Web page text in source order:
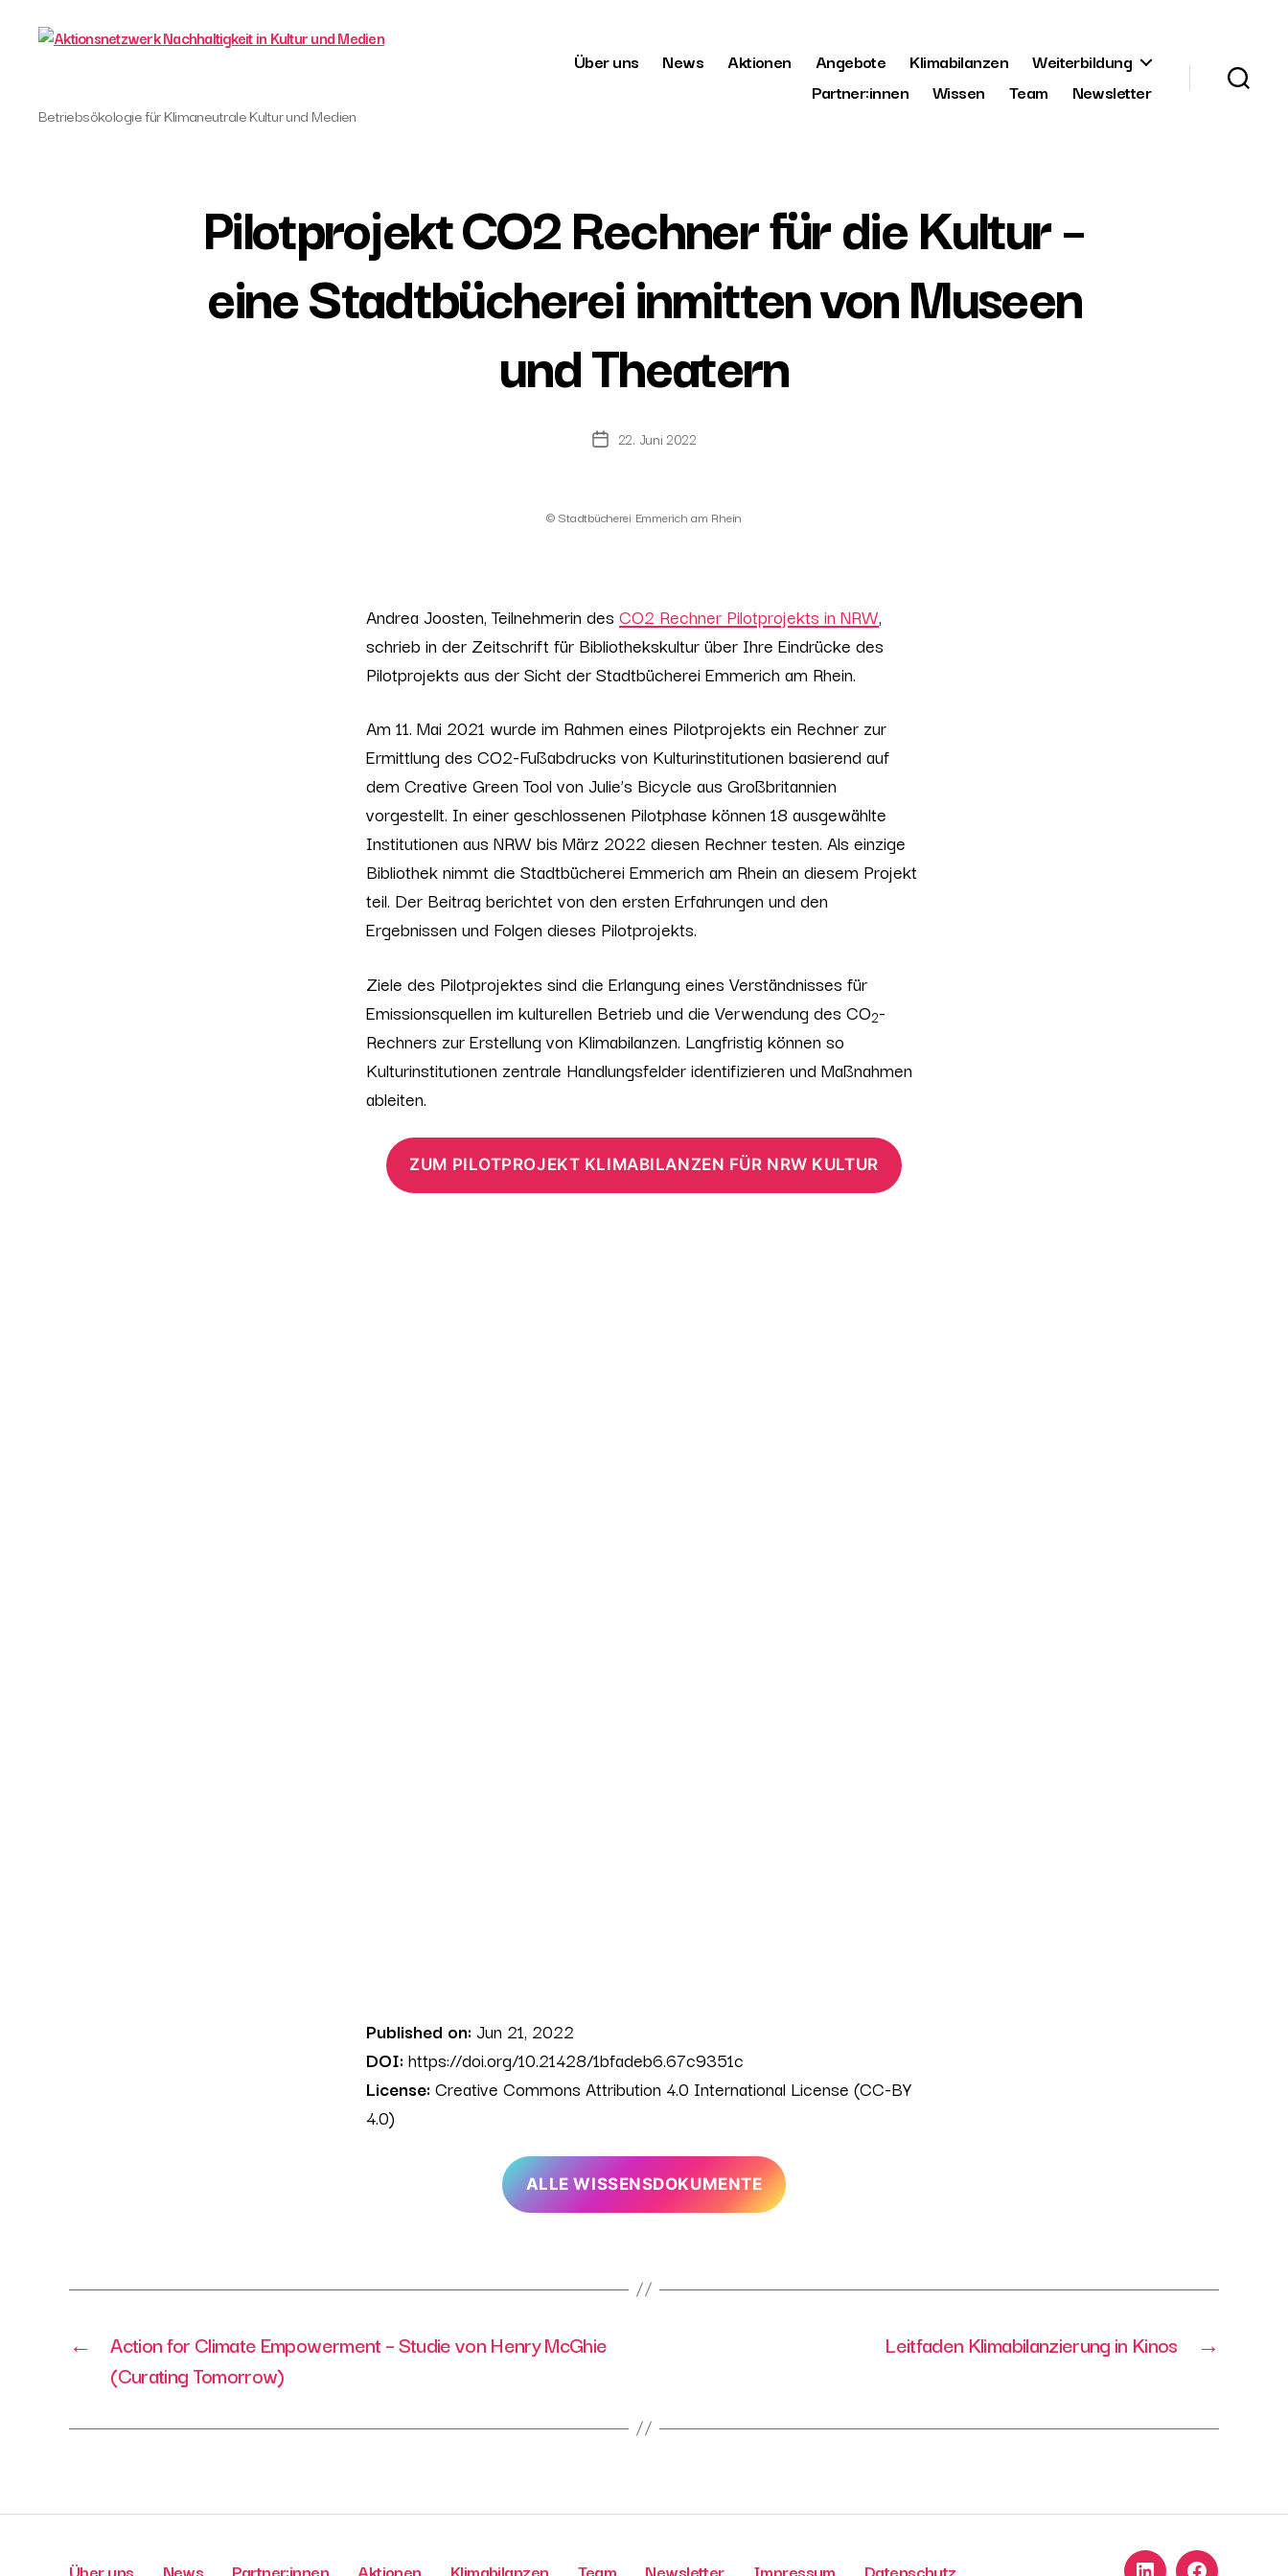
Nachhaltigkeit
Betriebsökologie für Klimaneutrale Kultur und Medien
Über uns News Aktionen Angebote Klimabilanzen
Weiterbildung
Partner:innen
Wissen Team Newsletter
Pilotprojekt CO2 Rechner für die Kultur –
eine Stadtbücherei inmitten von Museen
und Theatern
Post22. Juni 2022
© Stadtbücherei Emmerich am Rhein
Andrea Joosten, Teilnehmerin des CO2 Rechner Pilotprojekts in NRW,
schrieb in der Zeitschrift für Bibliothekskultur über Ihre Eindrücke des
Pilotprojekts aus der Sicht der Stadtbücherei Emmerich am Rhein.
Am 11. Mai 2021 wurde im Rahmen eines Pilotprojekts ein Rechner zur
Ermittlung des CO2-Fußabdrucks von Kulturinstitutionen basierend auf
dem Creative Green Tool von Julie’s Bicycle aus Großbritannien
vorgestellt. In einer geschlossenen Pilotphase können 18 ausgewählte
Institutionen aus NRW bis März 2022 diesen Rechner testen. Als einzige
Bibliothek nimmt die Stadtbücherei Emmerich am Rhein an diesem Projekt
teil. Der Beitrag berichtet von den ersten Erfahrungen und den
Ergebnissen und Folgen dieses Pilotprojekts.
Ziele des Pilotprojektes sind die Erlangung eines Verständnisses für
Emissionsquellen im kulturellen Betrieb und die Verwendung des CO2-
Rechners zur Erstellung von Klimabilanzen. Langfristig können so
Kulturinstitutionen zentrale Handlungsfelder identifizieren und Maßnahmen
ableiten.
ZUM PILOTPROJEKT KLIMABILANZEN FÜR NRW KULTUR
Published on: Jun 21, 2022
DOI: https://doi.org/10.21428/1bfadeb6.67c9351c
License: Creative Commons Attribution 4.0 International License (CC-BY
4.0)
ALLE WISSENSDOKUMENTE
←
Action for Climate Empowerment – Studie von Henry McGhie
(Curating Tomorrow)
→
Leitfaden Klimabilanzierung in Kinos